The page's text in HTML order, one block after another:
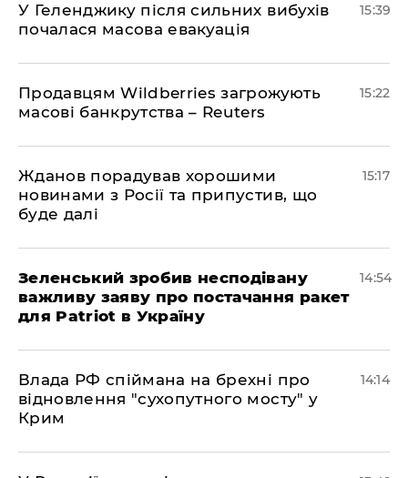
У Геленджику після сильних вибухів
почалася масова евакуація
15:39
Продавцям Wildberries загрожують
масові банкрутства – Reuters
15:22
Жданов порадував хорошими
новинами з Росії та припустив, що
буде далі
15:17
Зеленський зробив несподівану
важливу заяву про постачання ракет
для Patriot в Україну
14:54
Влада РФ спіймана на брехні про
відновлення "сухопутного мосту" у
Крим
14:14